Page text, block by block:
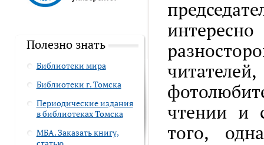
Полезно знать
Библиотеки мира
Библиотеки г. Томска
Периодические издания
в библиотеках Томска
МБА. Заказать книгу,
чтении и
того,